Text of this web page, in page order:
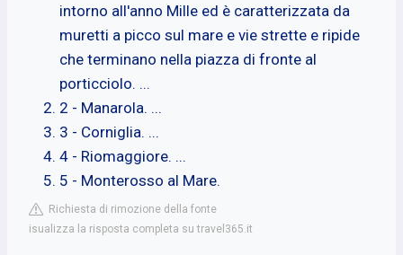
intorno all'anno Mille ed è caratterizzata da
muretti a picco sul mare e vie strette e ripide
che terminano nella piazza di fronte al
porticciolo. ...
2 - Manarola. ...
3 - Corniglia. ...
4 - Riomaggiore. ...
5 - Monterosso al Mare.
Richiesta di rimozione della fonte
isualizza la risposta completa su travel365.it